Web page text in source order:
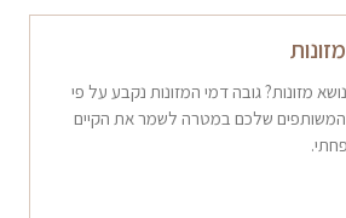
מזונות? גובה דמי המזונות נקבע על פי
המשותפים שלכם במטרה לשמר את הקיים